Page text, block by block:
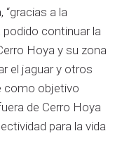
a la
podido continuar la
Hoya y su zona
el jaguar y otros
como objetivo
de Cerro Hoya
para la vida